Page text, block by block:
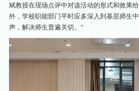
斌教授在现场点评中对该活动的形式和效果
外，学校职能部门平时应多深入到基层师生
声，解决师生普遍关切。”